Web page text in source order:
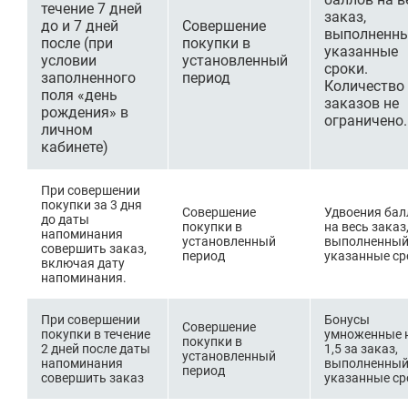
течение 7 дней
до и 7 дней
после (при
условии
заполненного
поля «день
рождения» в
личном
кабинете)
Совершение
покупки в
установленный
период
заказ,
указанные
сроки.
Количество
заказов не
ограничено.
При совершении
покупки за 3 дня
до даты
напоминания
совершить заказ,
включая дату
напоминания.
Совершение
покупки в
установленный
период
Удвоения
на весь заказ,
указанные
При совершении
покупки в течение
2 дней после даты
напоминания
совершить заказ
Совершение
покупки в
установленный
период
Бонусы
умноженные
1,5 за заказ,
указанные